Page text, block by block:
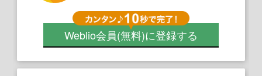
Weblio会員(無料)に登録する